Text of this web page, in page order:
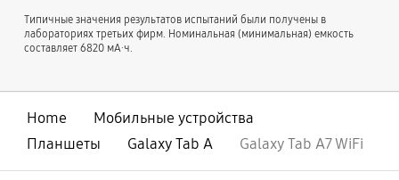
Типичные значения результатов испытаний были получены в
лабораториях третьих фирм. Номинальная (минимальная) емкость
составляет 6820 мА∙ч.
Home
Мобильные устройства
Планшеты
Galaxy Tab A Galaxy Tab A7 WiFi